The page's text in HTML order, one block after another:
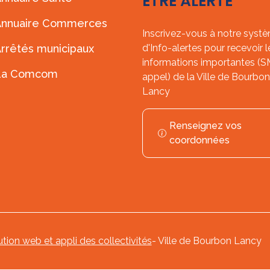
Commerces
municipaux
Comcom
Inscrivez-vous à notre
d'Info-alertes pour recevoir
informations importantes
appel) de la Ville de Bourbon
Lancy
Renseignez vos
coordonnées
web et appli des collectivités- Ville de Bourbon Lancy